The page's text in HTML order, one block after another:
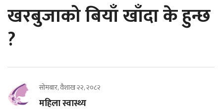
खरबुजाको बियाँ खाँदा के हुन्छ
?
सोमबार, वैशाख २२, २०८२
महिला स्वास्थ्य